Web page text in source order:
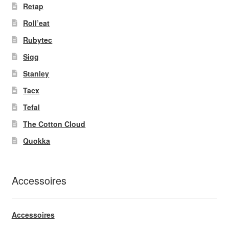
Retap
Roll’eat
Rubytec
Sigg
Stanley
Tacx
Tefal
The Cotton Cloud
Quokka
Accessoires
Accessoires